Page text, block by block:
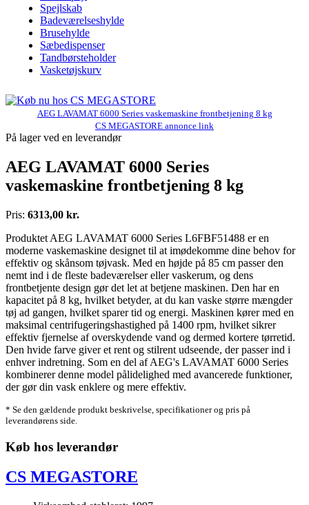
Spejlskab
Badeværelseshylde
Brusehylde
Sæbedispenser
Tandbørsteholder
Vasketøjskurv
AEG LAVAMAT 6000 Series vaskemaskine frontbetjening 8 kg
CS MEGASTORE annonce link
På lager ved en leverandør
AEG LAVAMAT 6000 Series
vaskemaskine frontbetjening 8 kg
Pris: 6313,00 kr.
Produktet AEG LAVAMAT 6000 Series L6FBF51488 er en
moderne vaskemaskine designet til at imødekomme dine behov for
effektiv og skånsom tøjvask. Med en højde på 85 cm passer den
nemt ind i de fleste badeværelser eller vaskerum, og dens
frontbetjente design gør det let at betjene maskinen. Den har en
kapacitet på 8 kg, hvilket betyder, at du kan vaske større mængder
tøj ad gangen, hvilket sparer tid og energi. Maskinen kører med en
maksimal centrifugeringshastighed på 1400 rpm, hvilket sikrer
effektiv fjernelse af overskydende vand og dermed kortere tørretid.
Den hvide farve giver et rent og stilrent udseende, der passer ind i
enhver indretning. Som en del af AEG's LAVAMAT 6000 Series
kombinerer denne model pålidelighed med avancerede funktioner,
der gør din vask enklere og mere effektiv.
* Se den gældende produkt beskrivelse, specifikationer og pris på
leverandørens side.
Køb hos leverandør
CS MEGASTORE